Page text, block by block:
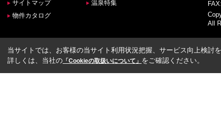
サイトマップ
物件カタログ
温泉特集
All
当サイトでは、お客様の当サイト利用状況把握、サービス向上検討
詳しくは、当社の 「Cookieの取扱いについて」 をご確認ください。